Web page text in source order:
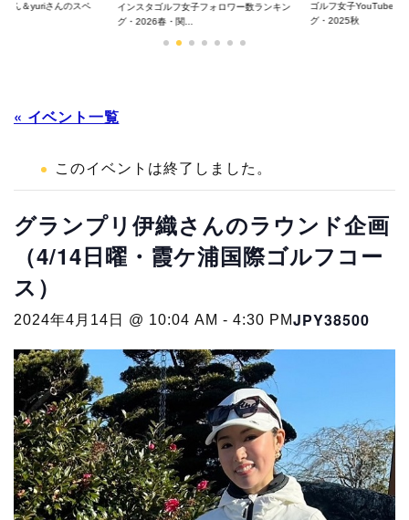
ん＆yuriさんのスペ
インスタゴルフ女子フォロワー数ランキン
グ・2026春・関...
ゴルフ女子YouTube登
グ・2025秋
« イベント一覧
このイベントは終了しました。
グランプリ伊織さんのラウンド企画
（4/14日曜・霞ケ浦国際ゴルフコー
ス）
2024年4月14日 @ 10:04 AM - 4:30 PMJPY38500